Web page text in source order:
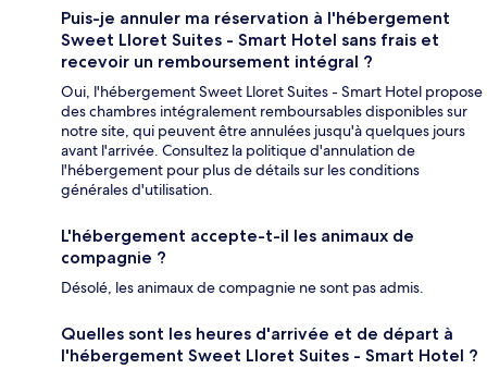
Puis-je annuler ma réservation à l'hébergement
Sweet Lloret Suites - Smart Hotel sans frais et
recevoir un remboursement intégral ?
Oui, l'hébergement Sweet Lloret Suites - Smart Hotel propose
des chambres intégralement remboursables disponibles sur
notre site, qui peuvent être annulées jusqu'à quelques jours
avant l'arrivée. Consultez la politique d'annulation de
l'hébergement pour plus de détails sur les conditions
générales d'utilisation.
L'hébergement accepte-t-il les animaux de
compagnie ?
Désolé, les animaux de compagnie ne sont pas admis.
Quelles sont les heures d'arrivée et de départ à
l'hébergement Sweet Lloret Suites - Smart Hotel ?